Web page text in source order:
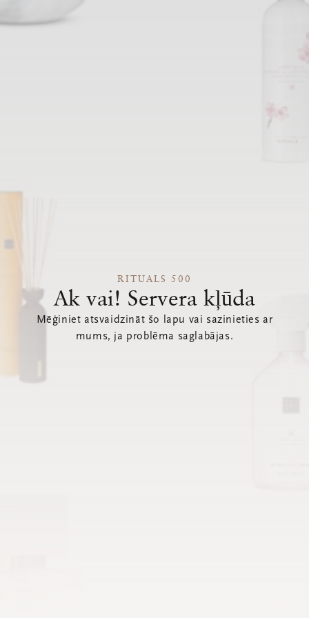
RITUALS 500
Ak vai! Servera kļūda
Mēģiniet atsvaidzināt šo lapu vai sazinieties ar
mums, ja problēma saglabājas.